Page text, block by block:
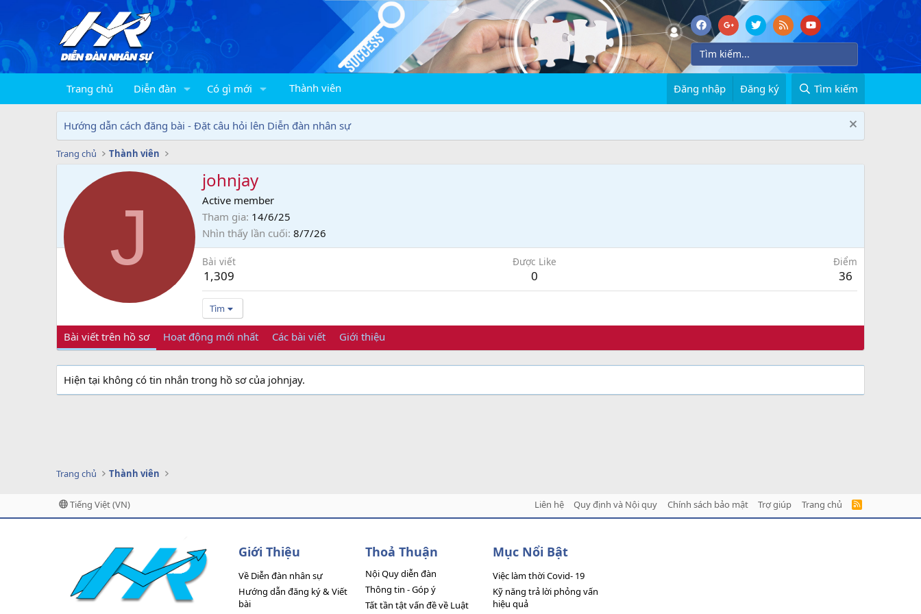
Trang chủ Diễn đàn Có gì mới Thành viên Đăng nhập Đăng ký Tìm kiếm
Hướng dẫn cách đăng bài - Đặt câu hỏi lên Diễn đàn nhân sự
Trang chủ Thành viên
J
johnjay
Active member
Tham gia 14/6/25
Nhìn thấy lần cuối 8/7/26
Bài viết
1,309
Được Like
0
Điểm
36
Tìm
Bài viết trên hồ sơ Hoạt động mới nhất Các bài viết Giới thiệu
Hiện tại không có tin nhắn trong hồ sơ của johnjay.
Trang chủ Thành viên
Tiếng Việt (VN) Liên hệ Quy định và Nội quy Chính sách bảo mật Trợ giúp Trang chủ
R
S
Giới Thiệu
Về Diễn đàn nhân sự
Hướng dẫn đăng ký & Viết
bài
Thoả Thuận
Nội Quy diễn đàn
Thông tin - Góp ý
Tất tần tật vấn đề về Luật
Mục Nổi Bật
Việc làm thời Covid- 19
Kỹ năng trả lời phỏng vấn
hiệu quả